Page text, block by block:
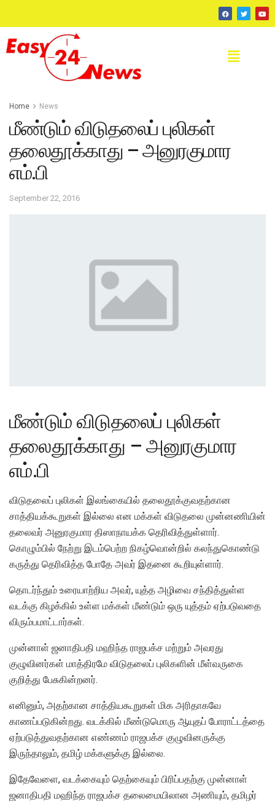
Home News
மீண்டும் விடுதலைப் புலிகள்
தலைதூக்காது – அனுரகுமார
எம்.பி
September 22, 2016
மீண்டும் விடுதலைப் புலிகள்
தலைதூக்காது – அனுரகுமார
எம்.பி
விடுதலைப் புலிகள் இலங்கையில் தலைதூக்குவதற்கான
சாத்தியக்கூறுகள் இல்லை என மக்கள் விடுதலை முன்னணியின்
தலைவர் அனுரகுமார திஸாநாயக்க தெரிவித்துள்ளார்.
கொழும்பில் நேற்று இடம்பெற்ற நிகழ்வொன்றில் கலந்துகொண்டு
கருத்து தெரிவித்த போதே அவர் இதனை கூறியுள்ளார்.
தொடர்ந்தும் உரையாற்றிய அவர், யுத்த அழிவை சந்தித்துள்ள
வடக்கு கிழக்கில் உள்ள மக்கள் மீண்டும் ஒரு யுத்தம் ஏற்படுவதை
விரும்பமாட்டார்கள்.
முன்னாள் ஜனாதிபதி மஹிந்த ராஜபக்ச மற்றும் அவரது
குழுவினர்கள் மாத்திரமே விடுதலைப் புலிகளின் மீள்வருகை
குறித்து பேசுகின்றனர்.
எனினும், அதற்கான சாத்தியகூறுகள் மிக அரிதாகவே
காணப்படுகின்றது. வடக்கில் மீண்டுமொரு ஆயுதப் போராட்டத்தை
ஏற்படுத்துவதற்கான எண்ணம் ராஜபக்ச குழுவினருக்கு
இருந்தாலும், தமிழ் மக்களுக்கு இல்லை.
இதேவேளை, வடக்கையும் தெற்கையும் பிரிப்பதற்கு முன்னாள்
ஜனாதிபதி மஹிந்த ராஜபக்ச தலைமையிலான அணியும், தமிழர்